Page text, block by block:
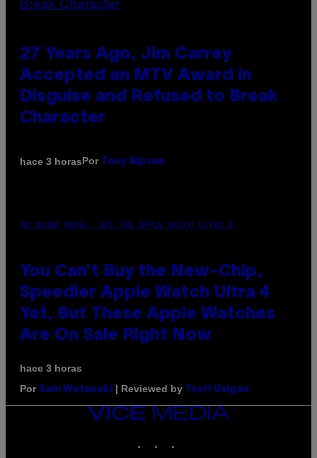
27 Years Ago, Jim Carrey
Accepted an MTV Award in
Disguise and Refused to Break
Character
hace 3 horasPor Tony Alpsen
AN OLDER MODEL, NOT THE APPLE WATCH ULTRA 4
You Can’t Buy the New-Chip,
Speedier Apple Watch Ultra 4
Yet, But These Apple Watches
Are On Sale Right Now
hace 3 horas
Por Sam Watanuki | Reviewed by Ysolt Usigan
VICE